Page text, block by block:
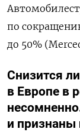
по
до 50%
Снизится
в Европе в
и